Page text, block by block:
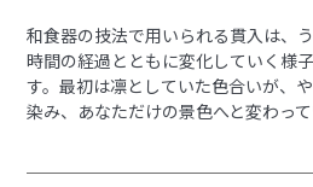
和食器の技法で用いられる貫入は、
時間の経過とともに変化していく様
す。最初は凛としていた色合いが、
染み、あなただけの景色へと変わって